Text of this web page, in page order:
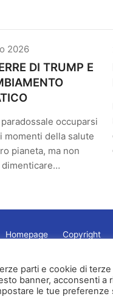
2026
DI TRUMP E
occuparsi
momenti della salute
pianeta, ma non
dimenticare…
Homepage Copyright
parti e cookie di
banner, acconsenti a
le tue preferenze